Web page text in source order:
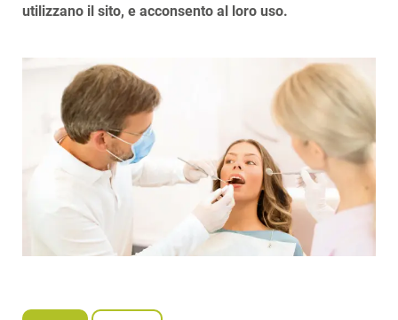
utilizzano il sito, e acconsento al loro uso.